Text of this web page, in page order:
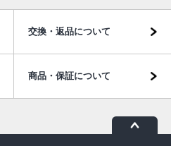
交換・返品について
商品・保証について